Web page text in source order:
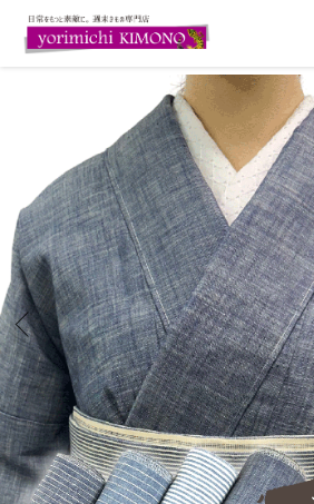
ホーム 浴衣・きもの 【オリジナル】国産デニムきも